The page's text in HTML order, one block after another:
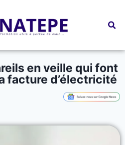
en veille qui font
facture d’électricité